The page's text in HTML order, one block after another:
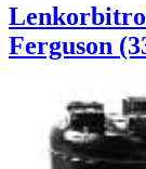
Ferguson